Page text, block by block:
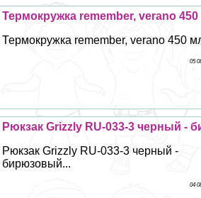
Термокружка remember, verano
Термокружка remember, verano 450
05
Рюкзак Grizzly RU-033-3 черный -
Рюкзак Grizzly RU-033-3 черный -
бирюзовый...
04